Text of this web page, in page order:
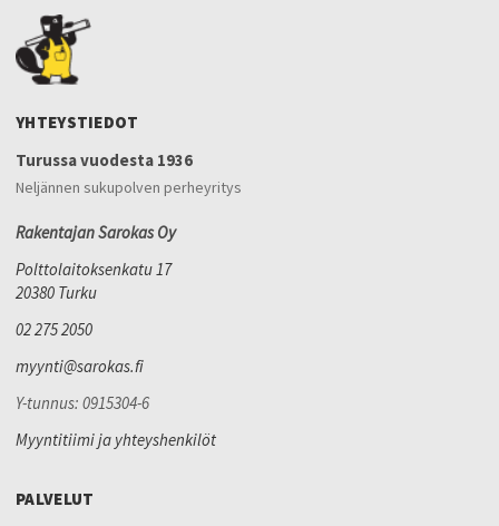
YHTEYSTIEDOT
Turussa vuodesta 1936
Neljännen sukupolven perheyritys
Rakentajan Sarokas Oy
Polttolaitoksenkatu 17
20380 Turku
02 275 2050
myynti@sarokas.fi
Y-tunnus: 0915304-6
Myyntitiimi ja yhteyshenkilöt
PALVELUT